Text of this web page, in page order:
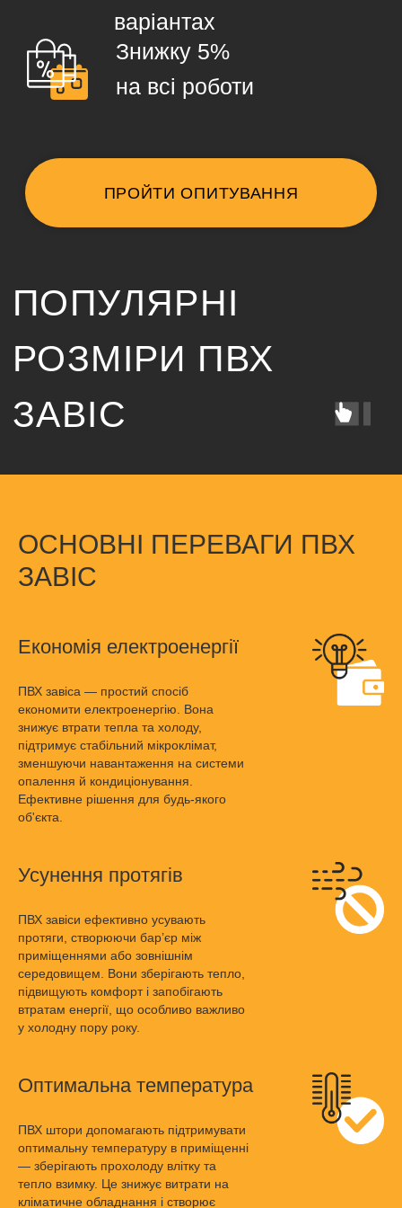
ОСНОВНІ ПЕРЕВАГИ ПВХ
ЗАВІС
Економія електроенергії
ПВХ завіса — простий спосіб
економити електроенергію. Вона
знижує втрати тепла та холоду,
підтримує стабільний мікроклімат,
зменшуючи навантаження на системи
опалення й кондиціонування.
Ефективне рішення для будь-якого
об'єкта.
Усунення протягів
ПВХ завіси ефективно усувають
протяги, створюючи бар’єр між
приміщеннями або зовнішнім
середовищем. Вони зберігають тепло,
підвищують комфорт і запобігають
втратам енергії, що особливо важливо
у холодну пору року.
Оптимальна температура
ПВХ штори допомагають підтримувати
оптимальну температуру в приміщенні
— зберігають прохолоду влітку та
тепло взимку. Це знижує витрати на
кліматичне обладнання і створює